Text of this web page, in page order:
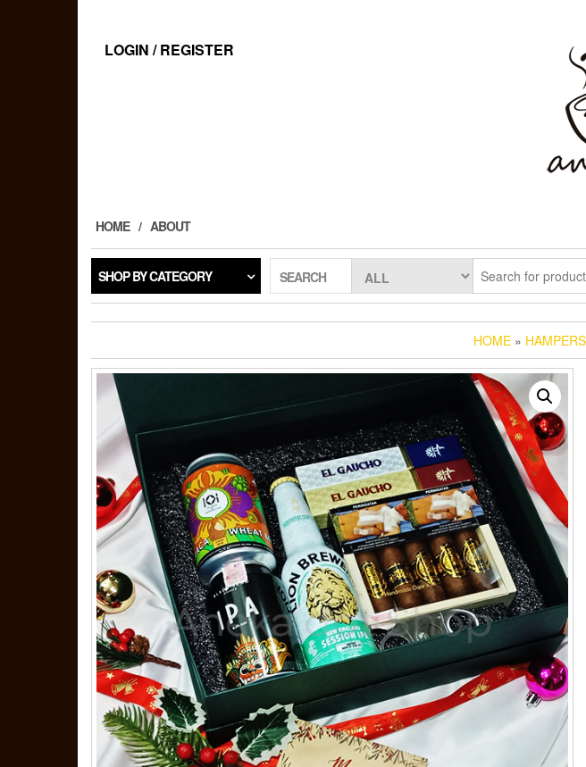
LOGIN / REGISTER
HOME ABOUT
SHOP BY CATEGORY SEARCH
HOME » HAMPERS